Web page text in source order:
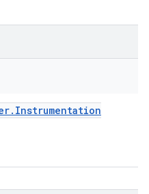
. Instrumentation